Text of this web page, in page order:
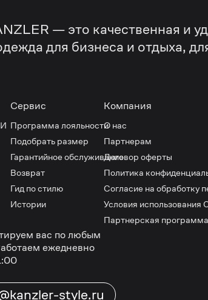
— это качественная и
для бизнеса и отдыха,
Сервис
Программа лояльности
Подобрать размер
Гарантийное обслуживание
Возврат
Гид по стилю
Истории
Компания
О нас
Партнерам
Договор оферты
Политика
Согласие на обработку
Условия
Партнерская программа
вас по любым
ежедневно
style.ru